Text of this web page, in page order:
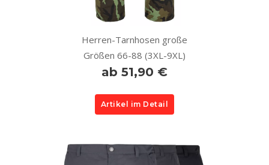
Herren-Tarnhosen große
Größen 66-88 (3XL-9XL)
ab 51,90 €
Artikel im Detail